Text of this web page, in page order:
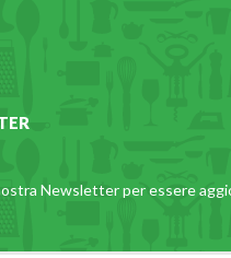
Newsletter per essere